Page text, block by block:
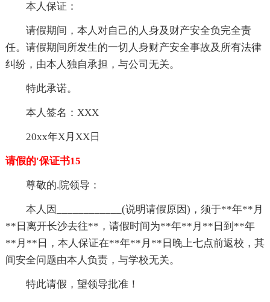
本人保证：
请假期间，本人对自己的人身及财产安全负完全责
任。请假期间所发生的一切人身财产安全事故及所有法律
纠纷，由本人独自承担，与公司无关。
特此承诺。
本人签名：XXX
20xx年X月XX日
请假的'保证书15
尊敬的.院领导：
本人因____________(说明请假原因)，须于**年**月
**日离开长沙去往**，请假时间为**年**月**日到**年
**月**日，本人保证在**年**月**日晚上七点前返校，其
间安全问题由本人负责，与学校无关。
特此请假，望领导批准！